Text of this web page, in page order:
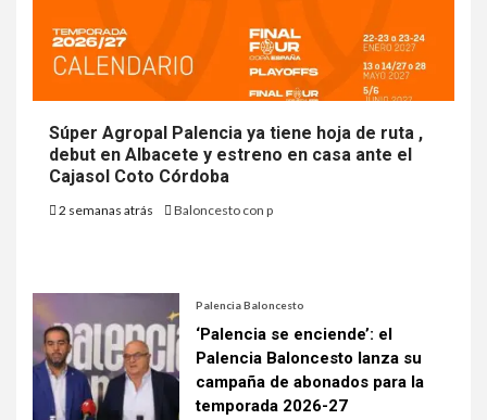
Súper Agropal Palencia ya tiene hoja de ruta ,
debut en Albacete y estreno en casa ante el
Cajasol Coto Córdoba
2 semanas atrás Baloncesto con p
Palencia Baloncesto
‘Palencia se enciende’: el
Palencia Baloncesto lanza su
campaña de abonados para la
temporada 2026-27